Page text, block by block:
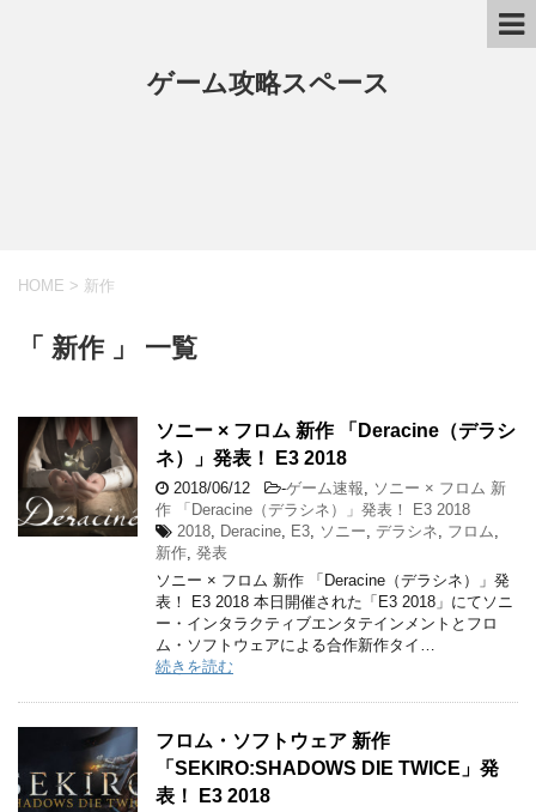
ゲーム攻略スペース
HOME > 新作
「 新作 」 一覧
ソニー × フロム 新作 「Deracine（デラシ
ネ）」発表！ E3 2018
2018/06/12 -ゲーム速報
ソニー × フロム 新
作 「Deracine（デラシネ）」発表！ E3 2018
2018 Deracine E3 ソニー デラシネ フロム
新作 発表
ソニー × フロム 新作 「Deracine（デラシネ）」発
表！ E3 2018 本日開催された「E3 2018」にてソニ
ー・インタラクティブエンタテインメントとフロ
ム・ソフトウェアによる合作新作タイ…
続きを読む
フロム・ソフトウェア 新作
「SEKIRO:SHADOWS DIE TWICE」発
表！ E3 2018